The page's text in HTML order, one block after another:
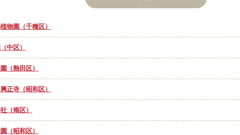
物園（千種区）
中区）
（熱田区）
正寺（昭和区）
（南区）
（昭和区）